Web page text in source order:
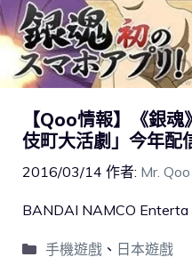
【Qoo情報】《銀
伎町大活劇」今年配
2016/03/14 作者: Mr. Qoo
BANDAI NAMCO Enterta
手機遊戲、 日本遊戲